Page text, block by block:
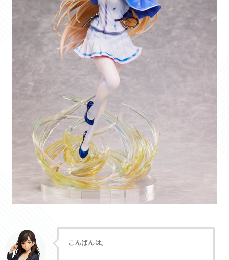
こんばんは。